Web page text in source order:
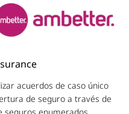
acuerdos de caso único
de seguro a través de